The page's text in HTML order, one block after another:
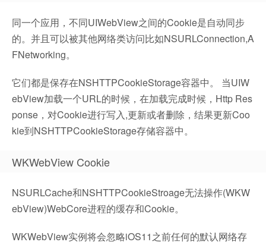
同一个应用，不同UIWebView之间的Cookie是自动同步
的。并且可以被其他网络类访问比如NSURLConnection,A
FNetworking。
它们都是保存在NSHTTPCookieStorage容器中。 当UIW
ebView加载一个URL的时候，在加载完成时候，Http Res
ponse，对Cookie进行写入,更新或者删除，结果更新Coo
kie到NSHTTPCookieStorage存储容器中。
WKWebView Cookie
NSURLCache和NSHTTPCookieStroage无法操作(WKW
ebView)WebCore进程的缓存和Cookie。
WKWebView实例将会忽略iOS11之前任何的默认网络存